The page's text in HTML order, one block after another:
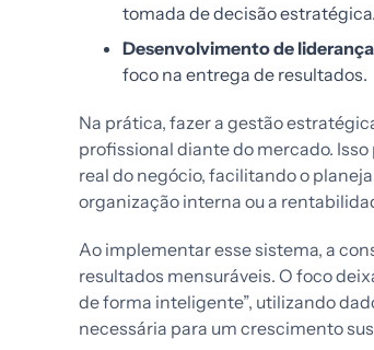
tomada de decisão estratégica.
Desenvolvimento de
foco na entrega de resultados.
Na prática, fazer a gestão
profissional diante do mercado.
real do negócio, facilitando o
organização interna ou a
Ao implementar esse sistema, a
resultados mensuráveis. O foco
de forma inteligente”, utilizando
necessária para um crescimento